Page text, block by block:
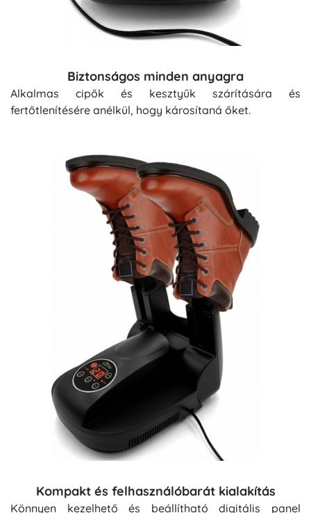
Biztonságos minden anyagra
Alkalmas cipők és kesztyűk szárítására és
fertőtlenítésére anélkül, hogy károsítaná őket.
Kompakt és felhasználóbarát kialakítás
Könnyen kezelhető és beállítható digitális panel